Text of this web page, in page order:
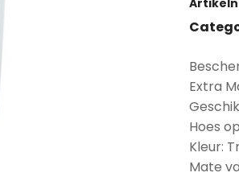
Extra
Hoes
Kleur:
Mate